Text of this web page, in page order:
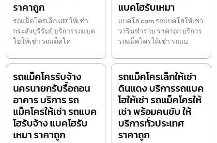
ราคาถูก
รถแม็คโครเล็ก U17 ให้เช่า
กระสังบุรีรัมย์ บริการรถแบค
โฮให้เช่า รถแม็คโค
แบคโฮรับเหมา
แบคโฮ.com รถแบคโฮให้เช่า
วารินชำราบ ราคาถูก บริการ
รถแม็คโครให้เช่า รถแบ
รถแม็คโครรับจ้าง
นครนายกรับรื้อถอน
อาคาร บริการ รถ
แม็คโครให้เช่า รถแบค
โฮรับจ้าง แบคโฮรับ
เหมา ราคาถูก
รถแม็คโครเล็กให้เช่า
ดินแดง บริการรถแบค
โฮให้เช่า รถแม็คโครให้
เช่า พร้อมคนขับ ให้
บริการทั่วประเทศ
ราคาถูก